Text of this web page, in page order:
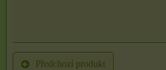
Předchozí produkt